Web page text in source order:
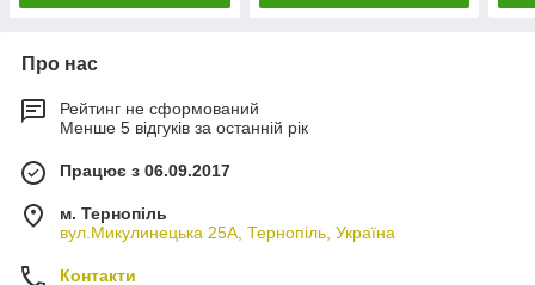
Про нас
Рейтинг не сформований
Менше 5 відгуків за останній рік
Працює з 06.09.2017
м. Тернопіль
вул.Микулинецька 25А, Тернопіль, Україна
Контакти